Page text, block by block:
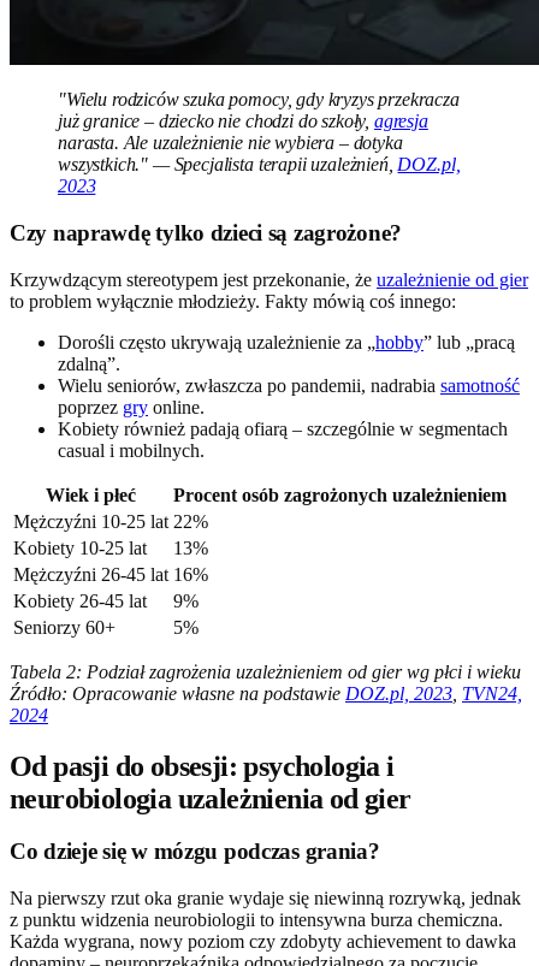
"Wielu rodziców szuka pomocy, gdy kryzys przekracza
już granice – dziecko nie chodzi do szkoły, agresja
narasta. Ale uzależnienie nie wybiera – dotyka
wszystkich." — Specjalista terapii uzależnień, DOZ.pl,
2023
Czy naprawdę tylko dzieci są zagrożone?
Krzywdzącym stereotypem jest przekonanie, że uzależnienie od gier
to problem wyłącznie młodzieży. Fakty mówią coś innego:
Dorośli często ukrywają uzależnienie za „hobby” lub „pracą
zdalną”.
Wielu seniorów, zwłaszcza po pandemii, nadrabia samotność
poprzez gry online.
Kobiety również padają ofiarą – szczególnie w segmentach
casual i mobilnych.
Wiek i płeć
Procent osób zagrożonych uzależnieniem
Mężczyźni 10-25 lat 22%
Kobiety 10-25 lat
13%
Mężczyźni 26-45 lat 16%
Kobiety 26-45 lat
9%
Seniorzy 60+
5%
Tabela 2: Podział zagrożenia uzależnieniem od gier wg płci i wieku
Źródło: Opracowanie własne na podstawie DOZ.pl, 2023 TVN24,
2024
Od pasji do obsesji: psychologia i
neurobiologia uzależnienia od gier
Co dzieje się w mózgu podczas grania?
Na pierwszy rzut oka granie wydaje się niewinną rozrywką, jednak
z punktu widzenia neurobiologii to intensywna burza chemiczna.
Każda wygrana, nowy poziom czy zdobyty achievement to dawka